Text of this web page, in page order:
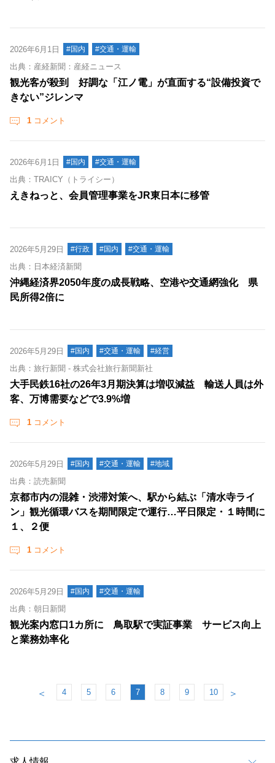
2026年6月1日 #国内 #交通・運輸
出典：産経新聞：産経ニュース
観光客が殺到 好調な「江ノ電」が直面する“設備投資で
きない”ジレンマ
1 コメント
2026年6月1日 #国内 #交通・運輸
出典：TRAICY（トライシー）
えきねっと、会員管理事業をJR東日本に移管
2026年5月29日 #行政 #国内 #交通・運輸
出典：日本経済新聞
沖縄経済界2050年度の成長戦略、空港や交通網強化 県
民所得2倍に
2026年5月29日 #国内 #交通・運輸 #経営
出典：旅行新聞 - 株式会社旅行新聞新社
大手民鉄16社の26年3月期決算は増収減益 輸送人員は外
客、万博需要などで3.9%増
1 コメント
2026年5月29日 #国内 #交通・運輸 #地域
出典：読売新聞
京都市内の混雑・渋滞対策へ、駅から結ぶ「清水寺ライ
ン」観光循環バスを期間限定で運行…平日限定・１時間に
１、２便
1 コメント
2026年5月29日 #国内 #交通・運輸
出典：朝日新聞
観光案内窓口1カ所に 鳥取駅で実証事業 サービス向上
と業務効率化
＜ 4 5 6 7 8 9 10 ＞